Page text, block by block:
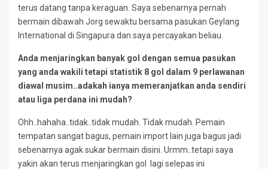
terus datang tanpa keraguan. Saya sebenarnya pernah
bermain dibawah Jorg sewaktu bersama pasukan Geylang
International di Singapura dan saya percayakan beliau.
Anda menjaringkan banyak gol dengan semua pasukan
yang anda wakili tetapi statistik 8 gol dalam 9 perlawanan
diawal musim..adakah ianya memeranjatkan anda sendiri
atau liga perdana ini mudah?
Ohh..hahaha..tidak..tidak mudah. Tidak mudah. Pemain
tempatan sangat bagus, pemain import lain juga bagus jadi
sebenarnya agak sukar bermain disini. Urmm..tetapi saya
yakin akan terus menjaringkan gol lagi selepas ini